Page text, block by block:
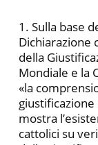
1. Sulla base
Dichiarazione
della
Mondiale e la
«la
mostra
cattolici su